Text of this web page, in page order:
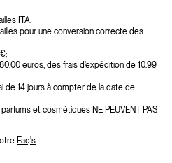
ITA.
pour une conversion correcte des
euros, des frais d'expédition de 10.99
de 14 jours à compter de la date de
et cosmétiques NE PEUVENT PAS
Faq's